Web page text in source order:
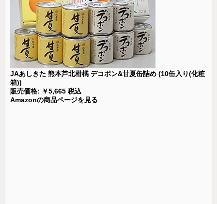
JAあしきた 熊本芦北柑橘 デコポン&甘夏缶詰め (10缶入り(化粧
箱))
販売価格: ￥5,665 税込
Amazonの商品ページを見る